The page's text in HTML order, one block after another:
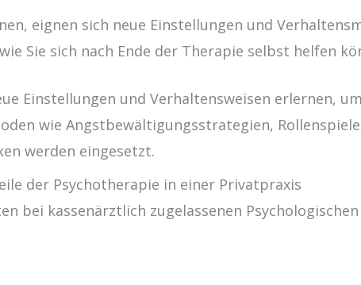
eignen sich neue Einstellungen und
Sie sich nach Ende der Therapie selbst helfen
Einstellungen und Verhaltensweisen erlernen,
wie Angstbewältigungsstrategien,
werden eingesetzt.
der Psychotherapie in einer Privatpraxis
bei kassenärztlich zugelassenen